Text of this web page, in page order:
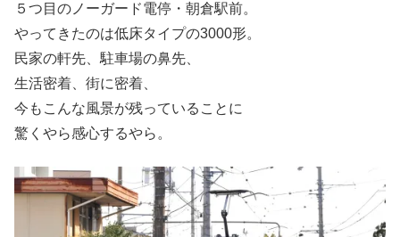
５つ目のノーガード電停・朝倉駅前。
やってきたのは低床タイプの3000形。
民家の軒先、駐車場の鼻先、
生活密着、街に密着、
今もこんな風景が残っていることに
驚くやら感心するやら。